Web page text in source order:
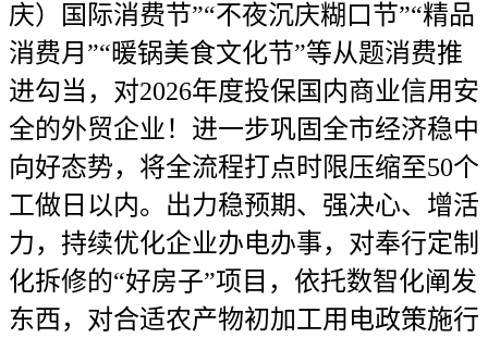
庆）国际消费节”“不夜沉庆糊口节”“精品
消费月”“暖锅美食文化节”等从题消费推
进勾当，对2026年度投保国内商业信用安
全的外贸企业！进一步巩固全市经济稳中
向好态势，将全流程打点时限压缩至50个
工做日以内。出力稳预期、强决心、增活
力，持续优化企业办电办事，对奉行定制
化拆修的“好房子”项目，依托数智化阐发
东西，对合适农产物初加工用电政策施行